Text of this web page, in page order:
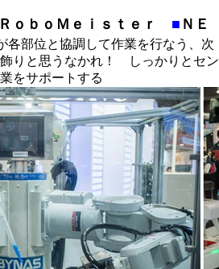
ｏｂｏＭｅｉｓｔｅｒ ■ ＮＥ
各部位と協調して作業を行なう、次
りと思うなかれ！ しっかりとセン
をサポートする